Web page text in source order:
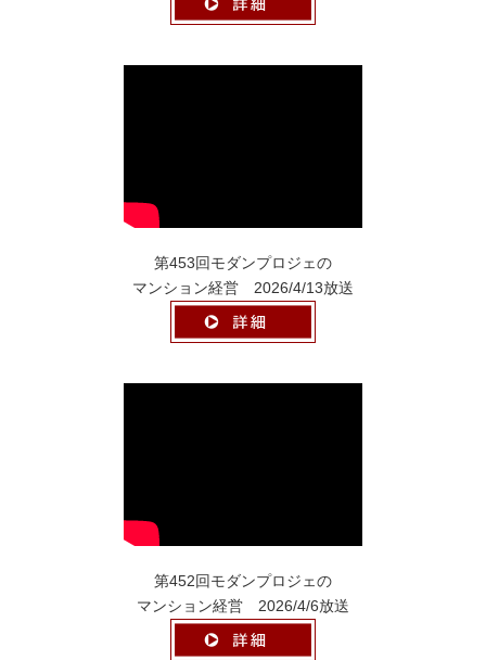
第453回モダンプロジェの
マンション経営 2026/4/13放送
第452回モダンプロジェの
マンション経営 2026/4/6放送